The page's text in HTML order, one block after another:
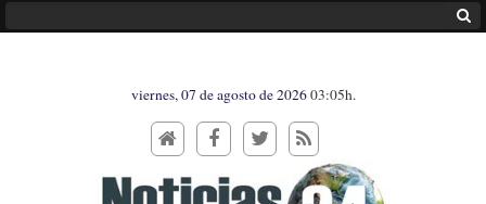
viernes, 07 de agosto de 202603:05h.